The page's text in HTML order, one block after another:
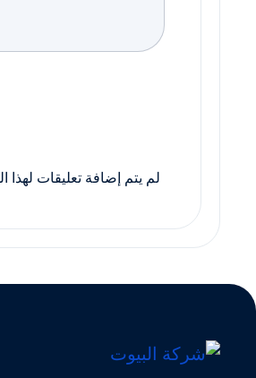
لم يتم إضافة تعليقات لهذا